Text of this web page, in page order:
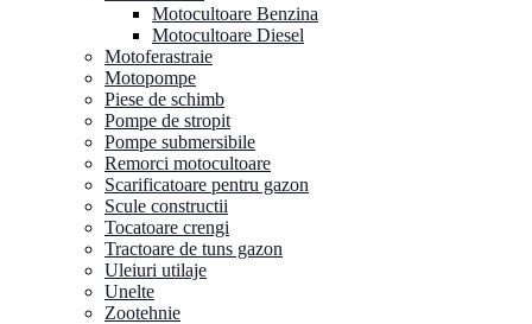
Motocultoare Benzina
Motocultoare Diesel
Motoferastraie
Motopompe
Piese de schimb
Pompe de stropit
Pompe submersibile
Remorci motocultoare
Scarificatoare pentru gazon
Scule constructii
Tocatoare crengi
Tractoare de tuns gazon
Uleiuri utilaje
Unelte
Zootehnie